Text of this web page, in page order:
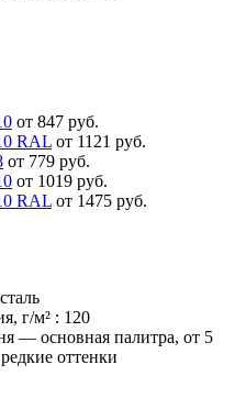
от 847 руб.
RAL от 1121 руб.
от 779 руб.
от 1019 руб.
RAL от 1475 руб.
г/м² : 120
— основная палитра, от 5
оттенки